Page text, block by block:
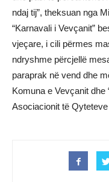
ndaj tij”, theksuan nga
“Karnavali i Vevçanit”
vjeçare, i cili përmes
ndryshme përcjellë
paraprak në vend dhe
Komuna e Vevçanit dhe
Asociacionit të